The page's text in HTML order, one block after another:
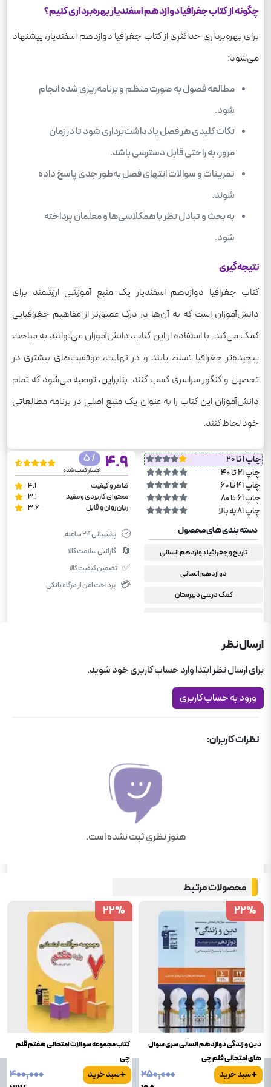
چگونه از کتاب جغرافیا دوازدهم اسفندیار بهره‌برداری کنیم؟
برای بهره‌برداری حداکثری از کتاب جغرافیا دوازدهم اسفندیار، پیشنهاد
می‌شود:
مطالعه فصول به صورت منظم و برنامه‌ریزی شده انجام
شود.
نکات کلیدی هر فصل یادداشت‌برداری شود تا در زمان
مرور، به راحتی قابل دسترسی باشد.
تمرینات و سوالات انتهای فصل به‌طور جدی پاسخ داده
شوند.
به بحث و تبادل نظر با همکلاسی‌ها و معلمان پرداخته
شود.
نتیجه‌گیری
کتاب جغرافیا دوازدهم اسفندیار یک منبع آموزشی ارزشمند برای
دانش‌آموزان است که به آن‌ها در درک عمیق‌تر از مفاهیم جغرافیایی
کمک می‌کند. با استفاده از این کتاب، دانش‌آموزان می‌توانند به مباحث
پیچیده‌تر جغرافیا تسلط یابند و در نهایت، موفقیت‌های بیشتری در
تحصیل و کنکور سراسری کسب کنند. بنابراین، توصیه می‌شود که تمام
دانش‌آموزان این کتاب را به عنوان یک منبع اصلی در برنامه‌ مطالعاتی
خود لحاظ کنند.
چاپ 1 تا 20
چاپ 21 تا 40
چاپ 41 تا 60
چاپ 61 تا 80
چاپ 81 به بالا
4.9
/ 5
امتیاز کسب شده
ظاهر و کیفیت
4.1
محتوای کاربردی و مفید
3.1
زبان روان و قابل
3.6
دسته بندی های محصول
تاریخ و جغرافیا دوازدهم انسانی
دوازدهم انسانی
کمک درسی دبیرستان
مجموعه سوال‌های امتحانی
🕑 پشتیبانی ۲۴ ساعته
🔄 گارانتی سلامت کالا
✅ تضمین کیفیت کالا
💳 پرداخت امن از درگاه بانکی
ارسال نظر
برای ارسال نظر ابتدا وارد حساب کاربری خود شوید.
ورود به حساب کاربری
نظرات کاربران:
هنوز نظری ثبت نشده است.
محصولات مرتبط
دین و زندگی دوازدهم انسانی سری سوال
های امتحانی قلم چی
+سبد خرید
۲۵۰٬۰۰۰
22%
22%
کتاب مجموعه سوالات امتحانی هفتم قلم
چی
+سبد خرید
۴۰۰٬۰۰۰
22%
22%